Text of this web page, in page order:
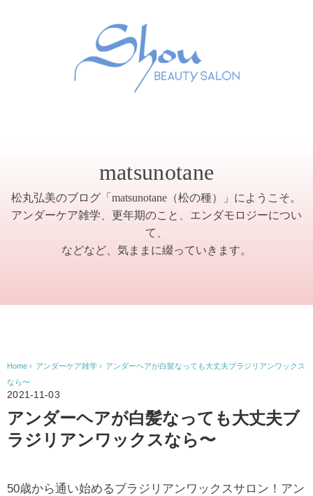
matsunotane
松丸弘美のブログ「matsunotane（松の種）」にようこそ。
アンダーケア雑学、更年期のこと、エンダモロジーについ
て、
などなど、気ままに綴っていきます。
Home › アンダーケア雑学 › アンダーヘアが白髪なっても大丈夫ブラジリアンワックス
なら〜
2021-11-03
アンダーヘアが白髪なっても大丈夫ブ
ラジリアンワックスなら〜
50歳から通い始めるブラジリアンワックスサロン！アン